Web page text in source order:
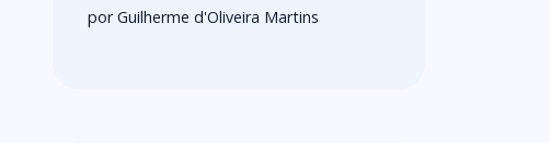
por Guilherme d'Oliveira Martins